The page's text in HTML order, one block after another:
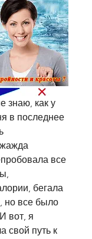
знаю, как у
в последнее
все
бегала
но все было
вот, я
свой путь к